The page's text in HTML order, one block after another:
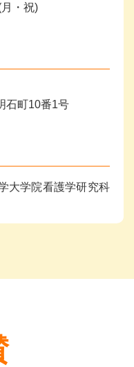
・祝)
石町10番1号
大学院看護学研究科